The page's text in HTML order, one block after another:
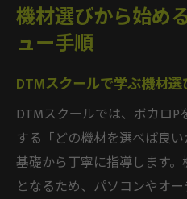
機材選びから始め
ュー手順
DTMスクールで学ぶ機材
DTMスクールでは、ボカロ
する「どの機材を選べば良い
基礎から丁寧に指導します
となるため、パソコンやオー